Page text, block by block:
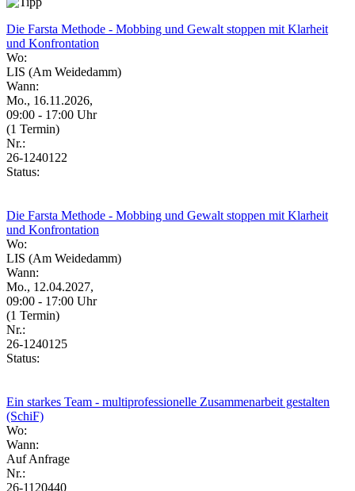
Die Farsta Methode - Mobbing und Gewalt stoppen mit Klarheit
und Konfrontation
Wo:
LIS (Am Weidedamm)
Wann:
Mo., 16.11.2026,
09:00 - 17:00 Uhr
(1 Termin)
Nr.:
26-1240122
Status:
Die Farsta Methode - Mobbing und Gewalt stoppen mit Klarheit
und Konfrontation
Wo:
LIS (Am Weidedamm)
Wann:
Mo., 12.04.2027,
09:00 - 17:00 Uhr
(1 Termin)
Nr.:
26-1240125
Status:
Ein starkes Team - multiprofessionelle Zusammenarbeit gestalten
(SchiF)
Wo:
Wann:
Auf Anfrage
Nr.:
26-1120440